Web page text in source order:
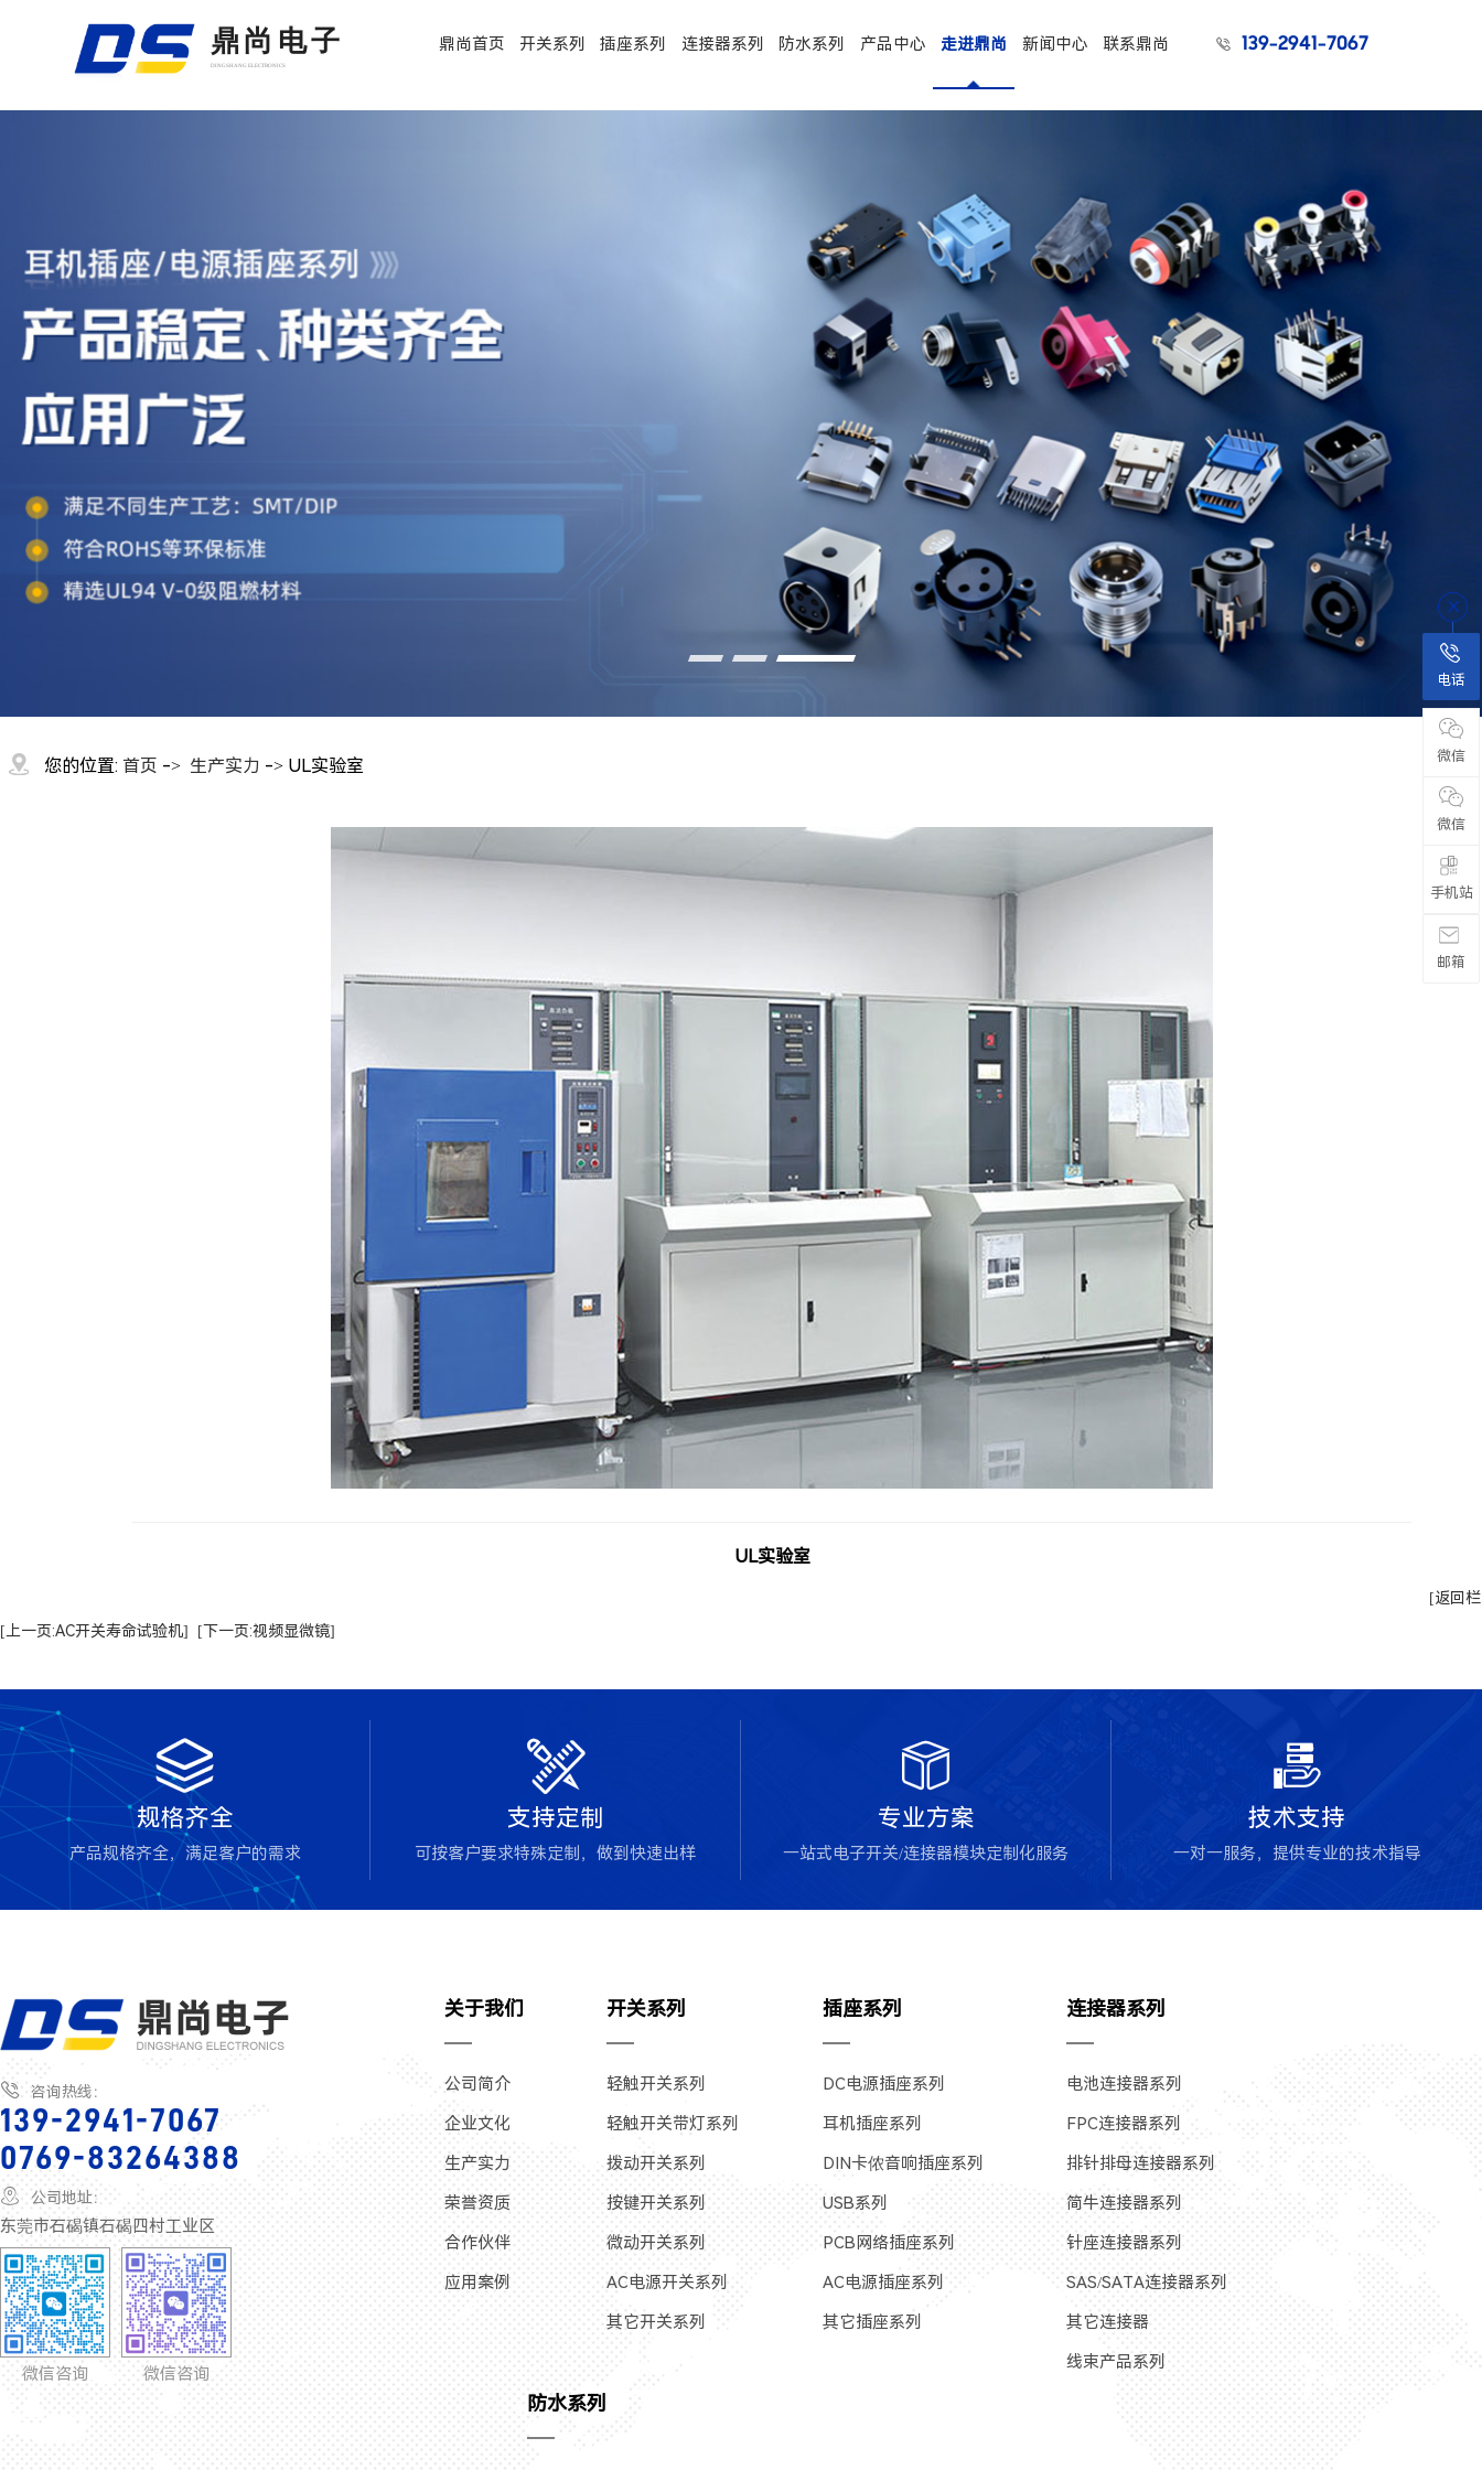
鼎尚电子
DINGSHANG ELECTRONICS
鼎尚首页 开关系列 插座系列 连接器系列 防水系列 产品中心 走进鼎尚 新闻中心 联系鼎尚  139-2941-7067
您的位置: 首页 -> 生产实力 -> UL实验室
UL实验室
[返回
[上一页:AC开关寿命试验机]
[下一页:视频显微镜]

规格齐全
产品规格齐全，满足客户的需求

支持定制
可按客户要求特殊定制，做到快速出样

专业方案
一站式电子开关/连接器模块定制化服务

技术支持
一对一服务，提供专业的技术指导
 咨询热线：
139-2941-7067
0769-83264388
 公司地址：
东莞市石碣镇石碣四村工业区
微信咨询 微信咨询
关于我们
公司简介
企业文化
生产实力
荣誉资质
合作伙伴
应用案例
开关系列
轻触开关系列
轻触开关带灯系列
拨动开关系列
按键开关系列
微动开关系列
AC电源开关系列
其它开关系列
插座系列
DC电源插座系列
耳机插座系列
DIN卡侬音响插座系列
USB系列
PCB网络插座系列
AC电源插座系列
其它插座系列
连接器系列
电池连接器系列
FPC连接器系列
排针排母连接器系列
简牛连接器系列
针座连接器系列
SAS/SATA连接器系列
其它连接器
线束产品系列
防水系列
电话
微信
微信

手机站
邮箱